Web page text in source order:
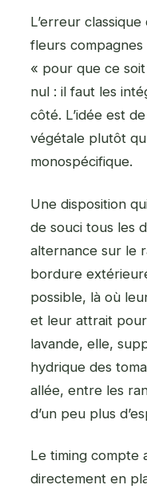
L’erreur
fleurs compagnes
« pour que ce soit
nul : il faut les
côté. L’idée est
végétale plutôt
monospécifique.
Une disposition
de souci tous les
alternance sur le
bordure
possible, là où
et leur attrait
lavande, elle,
hydrique des
allée, entre les
d’un peu plus
Le timing compte
directement en